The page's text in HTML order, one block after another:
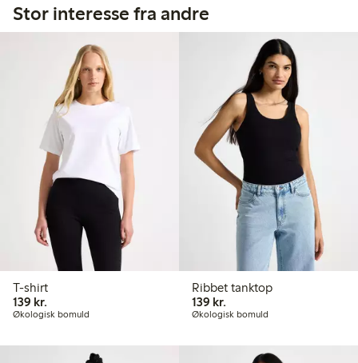
Stor interesse fra andre
T-shirt
139 kr.
Økologisk bomuld
Ribbet tanktop
139 kr.
Økologisk bomuld